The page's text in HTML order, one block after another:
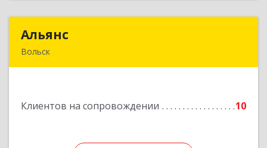
Альянс
Вольск
Клиентов на сопровождении 10
Подробнее